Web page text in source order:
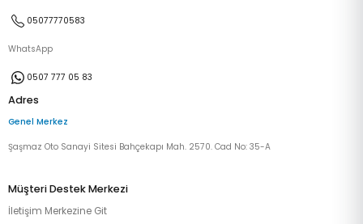
05077770583
WhatsApp
0507 777 05 83
Adres
Genel Merkez
Şaşmaz Oto Sanayi Sitesi Bahçekapı Mah. 2570. Cad No: 35-A
Müşteri Destek Merkezi
İletişim Merkezine Git